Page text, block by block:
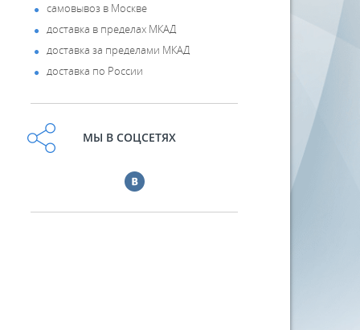
самовывоз в Москве
доставка в пределах МКАД
доставка за пределами МКАД
доставка по России
МЫ В СОЦСЕТЯХ